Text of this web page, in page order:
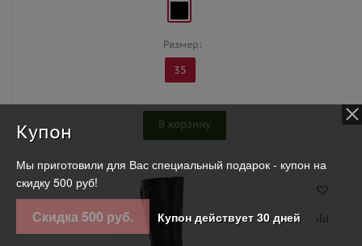
Размер:
35
В корзину
Купон
Мы приготовили для Вас специальный подарок - купон на
скидку 500 руб!
Скидка 500 руб. Купон действует 30 дней